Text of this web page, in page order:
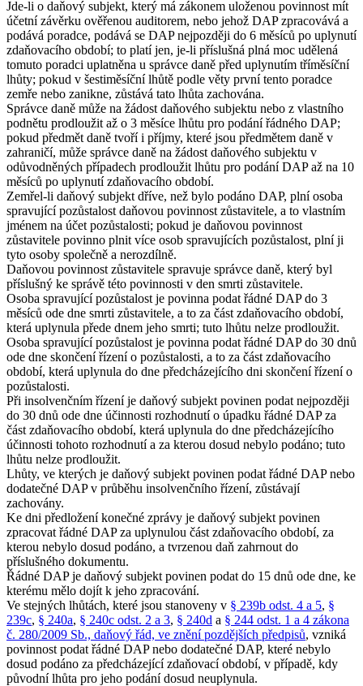
Jde-li o daňový subjekt, který má zákonem uloženou povinnost mít
účetní závěrku ověřenou auditorem, nebo jehož DAP zpracovává a
podává poradce, podává se DAP nejpozději do 6 měsíců po uplynutí
zdaňovacího období; to platí jen, je-li příslušná plná moc udělená
tomuto poradci uplatněna u správce daně před uplynutím tříměsíční
lhůty; pokud v šestiměsíční lhůtě podle věty první tento poradce
zemře nebo zanikne, zůstává tato lhůta zachována.
Správce daně může na žádost daňového subjektu nebo z vlastního
podnětu prodloužit až o 3 měsíce lhůtu pro podání řádného DAP;
pokud předmět daně tvoří i příjmy, které jsou předmětem daně v
zahraničí, může správce daně na žádost daňového subjektu v
odůvodněných případech prodloužit lhůtu pro podání DAP až na 10
měsíců po uplynutí zdaňovacího období.
Zemřel-li daňový subjekt dříve, než bylo podáno DAP, plní osoba
spravující pozůstalost daňovou povinnost zůstavitele, a to vlastním
jménem na účet pozůstalosti; pokud je daňovou povinnost
zůstavitele povinno plnit více osob spravujících pozůstalost, plní ji
tyto osoby společně a nerozdílně.
Daňovou povinnost zůstavitele spravuje správce daně, který byl
příslušný ke správě této povinnosti v den smrti zůstavitele.
Osoba spravující pozůstalost je povinna podat řádné DAP do 3
měsíců ode dne smrti zůstavitele, a to za část zdaňovacího období,
která uplynula přede dnem jeho smrti; tuto lhůtu nelze prodloužit.
Osoba spravující pozůstalost je povinna podat řádné DAP do 30 dnů
ode dne skončení řízení o pozůstalosti, a to za část zdaňovacího
období, která uplynula do dne předcházejícího dni skončení řízení o
pozůstalosti.
Při insolvenčním řízení je daňový subjekt povinen podat nejpozději
do 30 dnů ode dne účinnosti rozhodnutí o úpadku řádné DAP za
část zdaňovacího období, která uplynula do dne předcházejícího
účinnosti tohoto rozhodnutí a za kterou dosud nebylo podáno; tuto
lhůtu nelze prodloužit.
Lhůty, ve kterých je daňový subjekt povinen podat řádné DAP nebo
dodatečné DAP v průběhu insolvenčního řízení, zůstávají
zachovány.
Ke dni předložení konečné zprávy je daňový subjekt povinen
zpracovat řádné DAP za uplynulou část zdaňovacího období, za
kterou nebylo dosud podáno, a tvrzenou daň zahrnout do
příslušného dokumentu.
Řádné DAP je daňový subjekt povinen podat do 15 dnů ode dne, ke
kterému mělo dojít k jeho zpracování.
Ve stejných lhůtách, které jsou stanoveny v § 239b odst. 4 a 5, §
239c, § 240a, § 240c odst. 2 a 3, § 240d a § 244 odst. 1 a 4 zákona
č. 280/2009 Sb., daňový řád, ve znění pozdějších předpisů, vzniká
povinnost podat řádné DAP nebo dodatečné DAP, které nebylo
dosud podáno za předcházející zdaňovací období, v případě, kdy
původní lhůta pro jeho podání dosud neuplynula.